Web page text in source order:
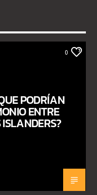
0
PODRÍAN
ENTRE